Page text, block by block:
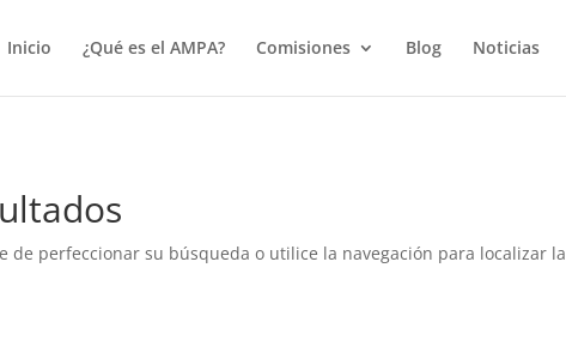
Inicio
¿Qué es el AMPA? Comisiones Blog Noticias
de perfeccionar su búsqueda o utilice la navegación para localizar la